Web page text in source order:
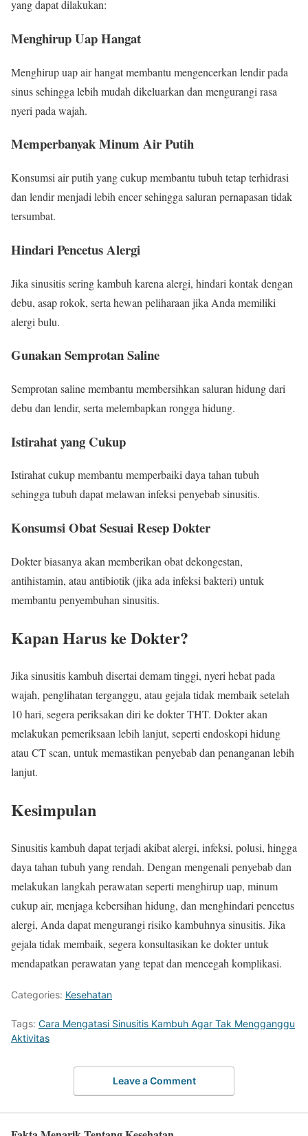
yang dapat dilakukan:
Menghirup Uap Hangat
Menghirup uap air hangat membantu mengencerkan lendir pada
sinus sehingga lebih mudah dikeluarkan dan mengurangi rasa
nyeri pada wajah.
Memperbanyak Minum Air Putih
Konsumsi air putih yang cukup membantu tubuh tetap terhidrasi
dan lendir menjadi lebih encer sehingga saluran pernapasan tidak
tersumbat.
Hindari Pencetus Alergi
Jika sinusitis sering kambuh karena alergi, hindari kontak dengan
debu, asap rokok, serta hewan peliharaan jika Anda memiliki
alergi bulu.
Gunakan Semprotan Saline
Semprotan saline membantu membersihkan saluran hidung dari
debu dan lendir, serta melembapkan rongga hidung.
Istirahat yang Cukup
Istirahat cukup membantu memperbaiki daya tahan tubuh
sehingga tubuh dapat melawan infeksi penyebab sinusitis.
Konsumsi Obat Sesuai Resep Dokter
Dokter biasanya akan memberikan obat dekongestan,
antihistamin, atau antibiotik (jika ada infeksi bakteri) untuk
membantu penyembuhan sinusitis.
Kapan Harus ke Dokter?
Jika sinusitis kambuh disertai demam tinggi, nyeri hebat pada
wajah, penglihatan terganggu, atau gejala tidak membaik setelah
10 hari, segera periksakan diri ke dokter THT. Dokter akan
melakukan pemeriksaan lebih lanjut, seperti endoskopi hidung
atau CT scan, untuk memastikan penyebab dan penanganan lebih
lanjut.
Kesimpulan
Sinusitis kambuh dapat terjadi akibat alergi, infeksi, polusi, hingga
daya tahan tubuh yang rendah. Dengan mengenali penyebab dan
melakukan langkah perawatan seperti menghirup uap, minum
cukup air, menjaga kebersihan hidung, dan menghindari pencetus
alergi, Anda dapat mengurangi risiko kambuhnya sinusitis. Jika
gejala tidak membaik, segera konsultasikan ke dokter untuk
mendapatkan perawatan yang tepat dan mencegah komplikasi.
Categories: Kesehatan
Tags: Cara Mengatasi Sinusitis Kambuh Agar Tak Mengganggu
Aktivitas
Leave a Comment